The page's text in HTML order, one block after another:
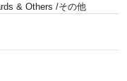
& Others /その他